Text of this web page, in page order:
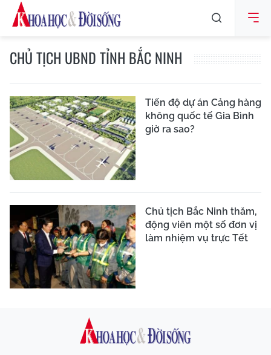
CHỦ TỊCH UBND TỈNH BẮC NINH
Tiến độ dự án Cảng hàng
không quốc tế Gia Bình
giờ ra sao?
Chủ tịch Bắc Ninh thăm,
động viên một số đơn vị
làm nhiệm vụ trực Tết